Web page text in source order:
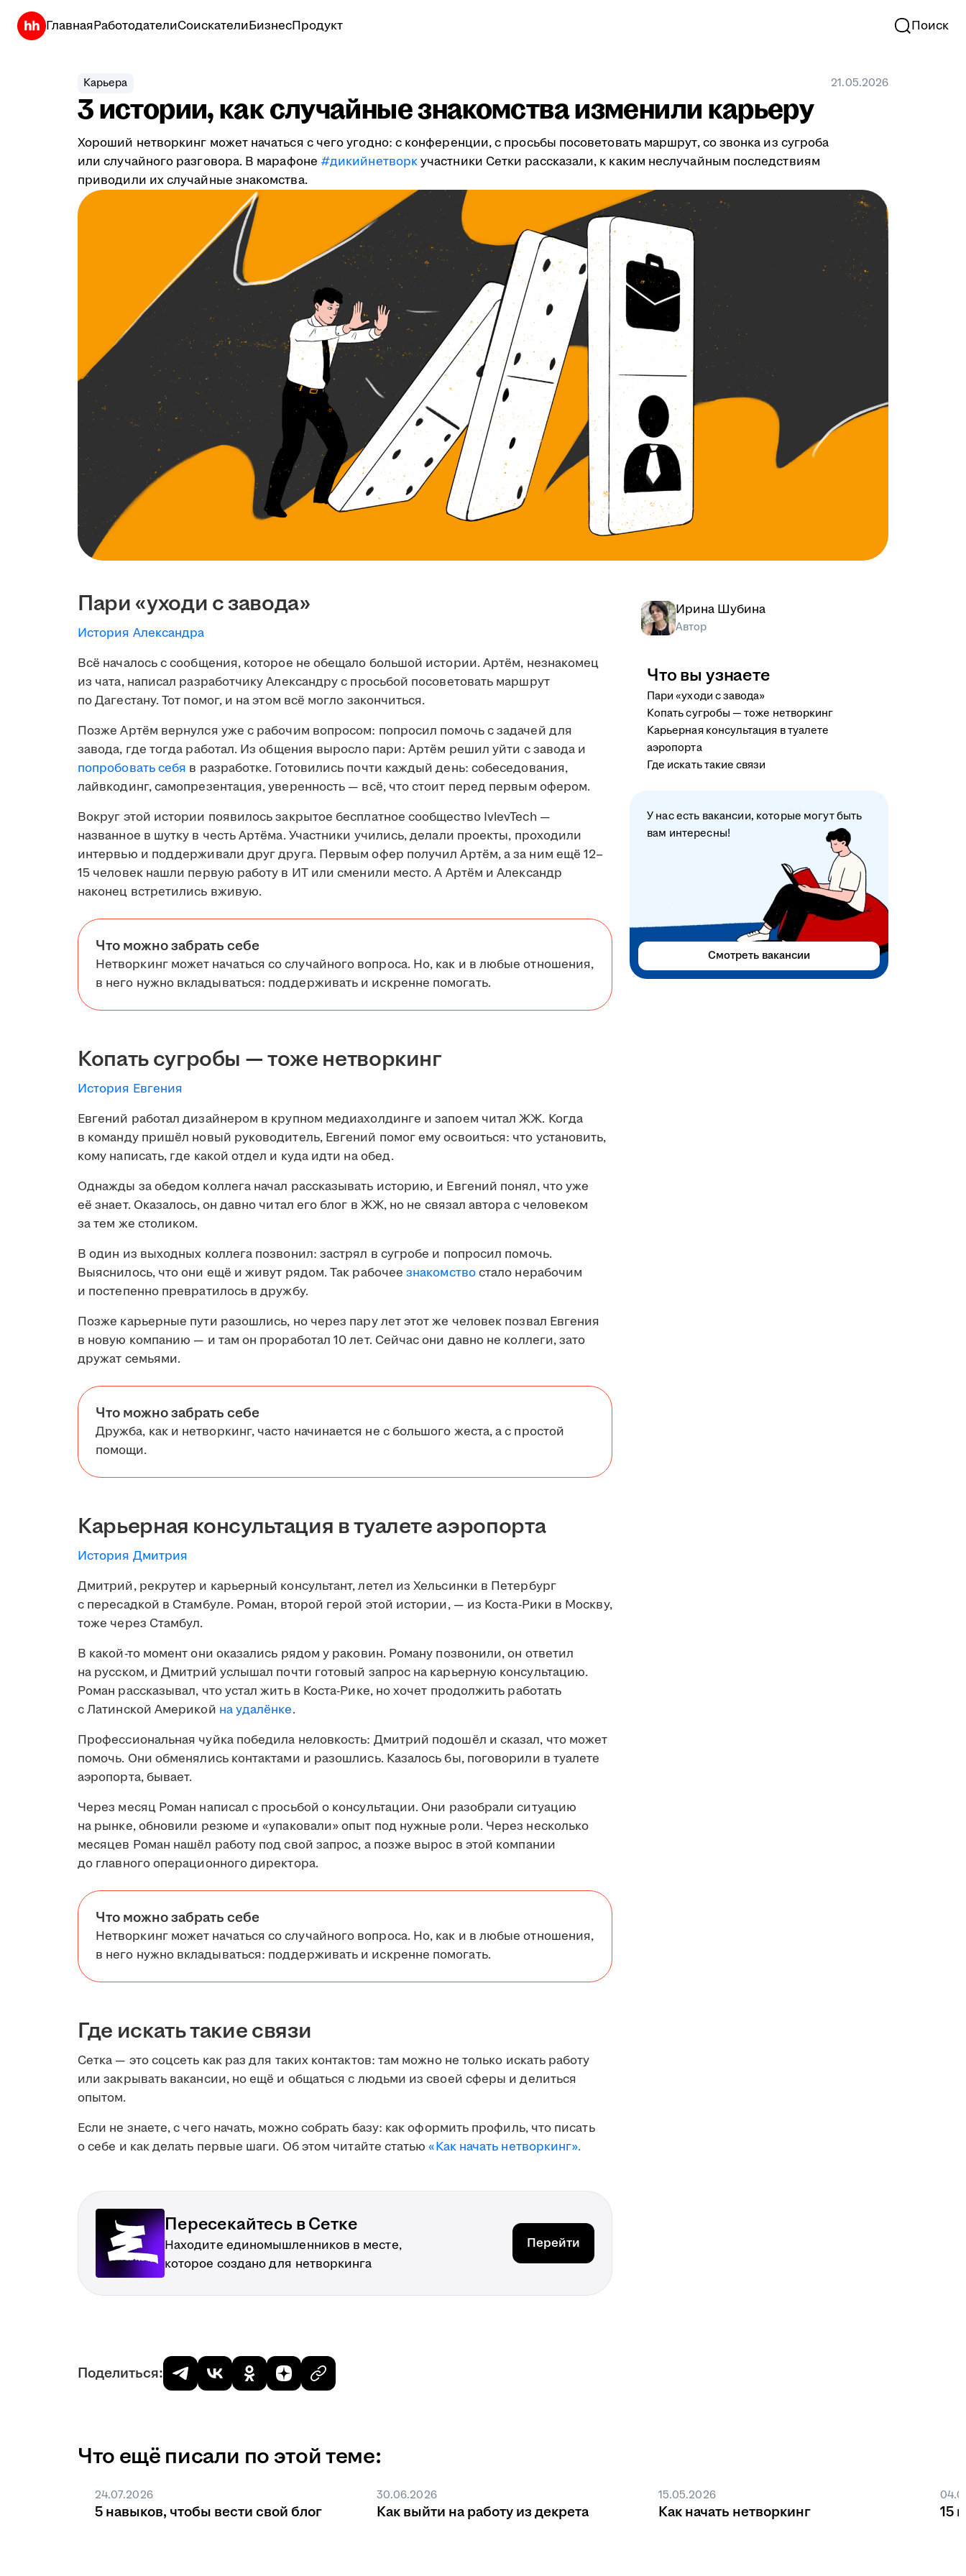
ГлавнаяРаботодателиСоискателиБизнесПродукт Поиск
Карьера 21.05.2026
3 истории, как случайные знакомства изменили карьеру
Хороший нетворкинг может начаться с чего угодно: с конференции, с просьбы посоветовать маршрут, со звонка из сугроба
или случайного разговора. В марафоне #дикийнетворкучастники Сетки рассказали, к каким неслучайным последствиям
приводили их случайные знакомства.
Пари «уходи с завода»
История Александра
Всё началось с сообщения, которое не обещало большой истории. Артём, незнакомец
из чата, написал разработчику Александру с просьбой посоветовать маршрут
по Дагестану. Тот помог, и на этом всё могло закончиться.
Позже Артём вернулся уже с рабочим вопросом: попросил помочь с задачей для
завода, где тогда работал. Из общения выросло пари: Артём решил уйти с завода и
попробовать себя в разработке. Готовились почти каждый день: собеседования,
лайвкодинг, самопрезентация, уверенность — всё, что стоит перед первым офером.
Вокруг этой истории появилось закрытое бесплатное сообщество IvlevTech —
названное в шутку в честь Артёма. Участники учились, делали проекты, проходили
интервью и поддерживали друг друга. Первым офер получил Артём, а за ним ещё 12–
15 человек нашли первую работу в ИТ или сменили место. А Артём и Александр
наконец встретились вживую.
Что можно забрать себе
Нетворкинг может начаться со случайного вопроса. Но, как и в любые отношения,
в него нужно вкладываться: поддерживать и искренне помогать.
Копать сугробы — тоже нетворкинг
История Евгения
Евгений работал дизайнером в крупном медиахолдинге и запоем читал ЖЖ. Когда
в команду пришёл новый руководитель, Евгений помог ему освоиться: что установить,
кому написать, где какой отдел и куда идти на обед.
Однажды за обедом коллега начал рассказывать историю, и Евгений понял, что уже
её знает. Оказалось, он давно читал его блог в ЖЖ, но не связал автора с человеком
за тем же столиком.
В один из выходных коллега позвонил: застрял в сугробе и попросил помочь.
Выяснилось, что они ещё и живут рядом. Так рабочеезнакомствостало нерабочим
и постепенно превратилось в дружбу.
Позже карьерные пути разошлись, но через пару лет этот же человек позвал Евгения
в новую компанию — и там он проработал 10 лет. Сейчас они давно не коллеги, зато
дружат семьями.
Что можно забрать себе
Дружба, как и нетворкинг, часто начинается не с большого жеста, а с простой
помощи.
Карьерная консультация в туалете аэропорта
История Дмитрия
Дмитрий, рекрутер и карьерный консультант, летел из Хельсинки в Петербург
с пересадкой в Стамбуле. Роман, второй герой этой истории, — из Коста-Рики в Москву,
тоже через Стамбул.
В какой-то момент они оказались рядом у раковин. Роману позвонили, он ответил
на русском, и Дмитрий услышал почти готовый запрос на карьерную консультацию.
Роман рассказывал, что устал жить в Коста-Рике, но хочет продолжить работать
с Латинской Америкой на удалёнке.
Профессиональная чуйка победила неловкость: Дмитрий подошёл и сказал, что может
помочь. Они обменялись контактами и разошлись. Казалось бы, поговорили в туалете
аэропорта, бывает.
Через месяц Роман написал с просьбой о консультации. Они разобрали ситуацию
на рынке, обновили резюме и «упаковали» опыт под нужные роли. Через несколько
месяцев Роман нашёл работу под свой запрос, а позже вырос в этой компании
до главного операционного директора.
Что можно забрать себе
Нетворкинг может начаться со случайного вопроса. Но, как и в любые отношения,
в него нужно вкладываться: поддерживать и искренне помогать.
Где искать такие связи
Сетка — это соцсеть как раз для таких контактов: там можно не только искать работу
или закрывать вакансии, но ещё и общаться с людьми из своей сферы и делиться
опытом.
Если не знаете, с чего начать, можно собрать базу: как оформить профиль, что писать
о себе и как делать первые шаги. Об этом читайте статью«Как начать нетворкинг».
Пересекайтесь в Сетке
Находите единомышленников в месте,
которое создано для нетворкинга
Перейти
Ирина Шубина
Автор
Что вы узнаете
Пари «уходи с завода»
Копать сугробы — тоже нетворкинг
Карьерная консультация в туалете
аэропорта
Где искать такие связи
У нас есть вакансии, которые могут быть
вам интересны!
Смотреть вакансии
Поделиться:
Что ещё писали по этой теме:
24.07.2026
5 навыков, чтобы вести свой блог
30.06.2026
Как выйти на работу из декрета
15.05.2026
Как начать нетворкинг 15